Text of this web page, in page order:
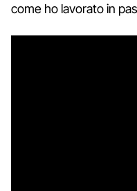
come ho lavorato in